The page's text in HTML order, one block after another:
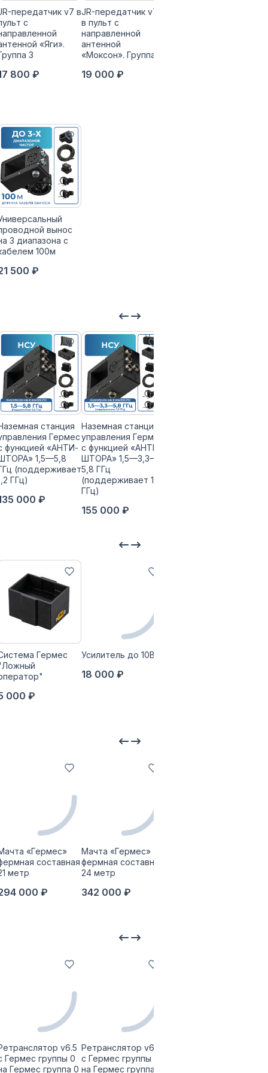
передатчик v7 в
с
«Яги».
3
800 ₽
JR-передатчик v7
в пульт с
направленной
антенной
«Моксон». Группа 4
19 000 ₽
вынос
3 диапазона с
100м
500 ₽
станция
Гермес
функцией «АНТИ-
1,5—5,8
(поддерживает
ГГц)
000 ₽
Наземная станция
управления Гермес
с функцией «АНТИ-
ШТОРА» 1,5—3,3—
5,8 ГГц
(поддерживает 1,2
ГГц)
155 000 ₽
Гермес
000 ₽
Усилитель до 10Вт
18 000 ₽
«Гермес»
составная
метр
000 ₽
Мачта «Гермес»
фермная составная
24 метр
342 000 ₽
v6.5
Гермес группы 0
Гермес группа 0
Ретранслятор v6.5
с Гермес группы 0
на Гермес группа 1